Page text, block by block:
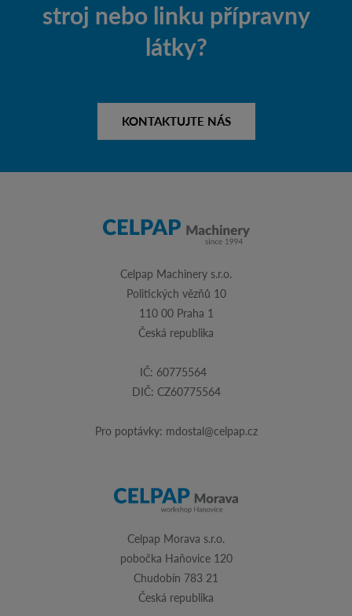
stroj nebo linku přípravny
látky?
KONTAKTUJTE NÁS
Celpap Machinery s.r.o.
Politických vězňů 10
110 00 Praha 1
Česká republika
IČ: 60775564
DIČ: CZ60775564
Pro poptávky: mdostal@celpap.cz
Celpap Morava s.r.o.
pobočka Haňovice 120
Chudobín 783 21
Česká republika